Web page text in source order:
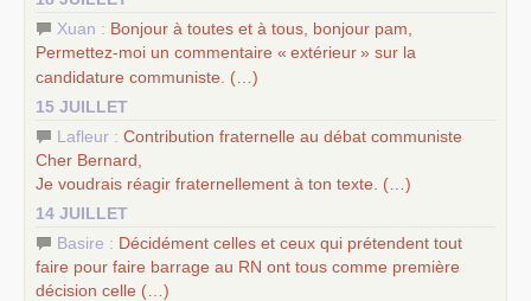
Xuan : Bonjour à toutes et à tous, bonjour pam,
Permettez-moi un commentaire « extérieur» sur la
candidature communiste. (…)
15 JUILLET
Lafleur : Contribution fraternelle au débat communiste
Cher Bernard,
Je voudrais réagir fraternellement à ton texte. (…)
14 JUILLET
Basire : Décidément celles et ceux qui prétendent tout
faire pour faire barrage au RN ont tous comme première
décision celle (…)